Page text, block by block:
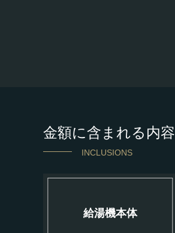
金額に含まれる内容
INCLUSIONS
給湯機本体